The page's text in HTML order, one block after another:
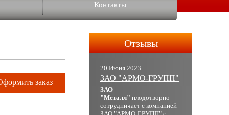
Контакты
заказ
Отзывы
20 Июня 2023
ЗАО "АРМО-ГРУПП"
ЗАО
"Металл" плодотворно
сотрудничает с компанией